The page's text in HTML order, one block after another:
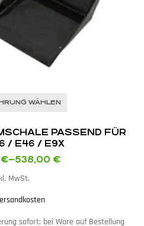
WÄHLEN
PASSEND FÜR
/ E46 / E9X
€–538,00 €
MwSt.
sofort; bei Ware auf Bestellung